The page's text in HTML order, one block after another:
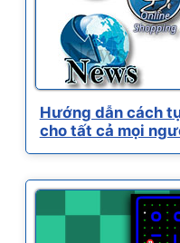
Hướng dẫn cách
cho tất cả mọi